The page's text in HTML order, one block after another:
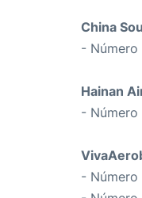
China
- Número
Hainan
- Número
- Número